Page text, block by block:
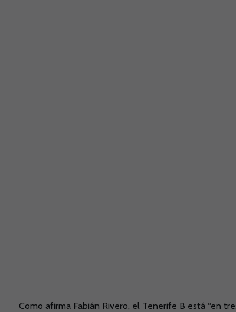
Como afirma Fabián Rivero, el Tenerife B está “en